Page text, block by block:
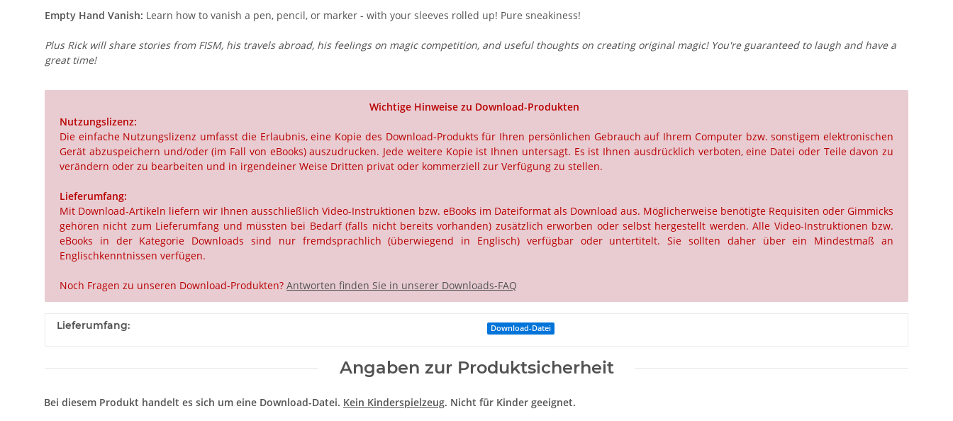
Empty Hand Vanish: Learn how to vanish a pen, pencil, or marker - with your sleeves rolled up! Pure sneakiness!
Plus Rick will share stories from FISM, his travels abroad, his feelings on magic competition, and useful thoughts on creating original magic! You're guaranteed to laugh and have a
great time!
Wichtige Hinweise zu Download-Produkten
Nutzungslizenz:
Die einfache Nutzungslizenz umfasst die Erlaubnis, eine Kopie des Download-Produkts für Ihren persönlichen Gebrauch auf Ihrem Computer bzw. sonstigem elektronischen
Gerät abzuspeichern und/oder (im Fall von eBooks) auszudrucken. Jede weitere Kopie ist Ihnen untersagt. Es ist Ihnen ausdrücklich verboten, eine Datei oder Teile davon zu
verändern oder zu bearbeiten und in irgendeiner Weise Dritten privat oder kommerziell zur Verfügung zu stellen.
Lieferumfang:
Mit Download-Artikeln liefern wir Ihnen ausschließlich Video-Instruktionen bzw. eBooks im Dateiformat als Download aus. Möglicherweise benötigte Requisiten oder Gimmicks
gehören nicht zum Lieferumfang und müssten bei Bedarf (falls nicht bereits vorhanden) zusätzlich erworben oder selbst hergestellt werden. Alle Video-Instruktionen bzw.
eBooks in der Kategorie Downloads sind nur fremdsprachlich (überwiegend in Englisch) verfügbar oder untertitelt. Sie sollten daher über ein Mindestmaß an
Englischkenntnissen verfügen.
Noch Fragen zu unseren Download-Produkten? Antworten finden Sie in unserer Downloads-FAQ
Lieferumfang: Download-Datei
Angaben zur Produktsicherheit
Bei diesem Produkt handelt es sich um eine Download-Datei. Kein Kinderspielzeug. Nicht für Kinder geeignet.